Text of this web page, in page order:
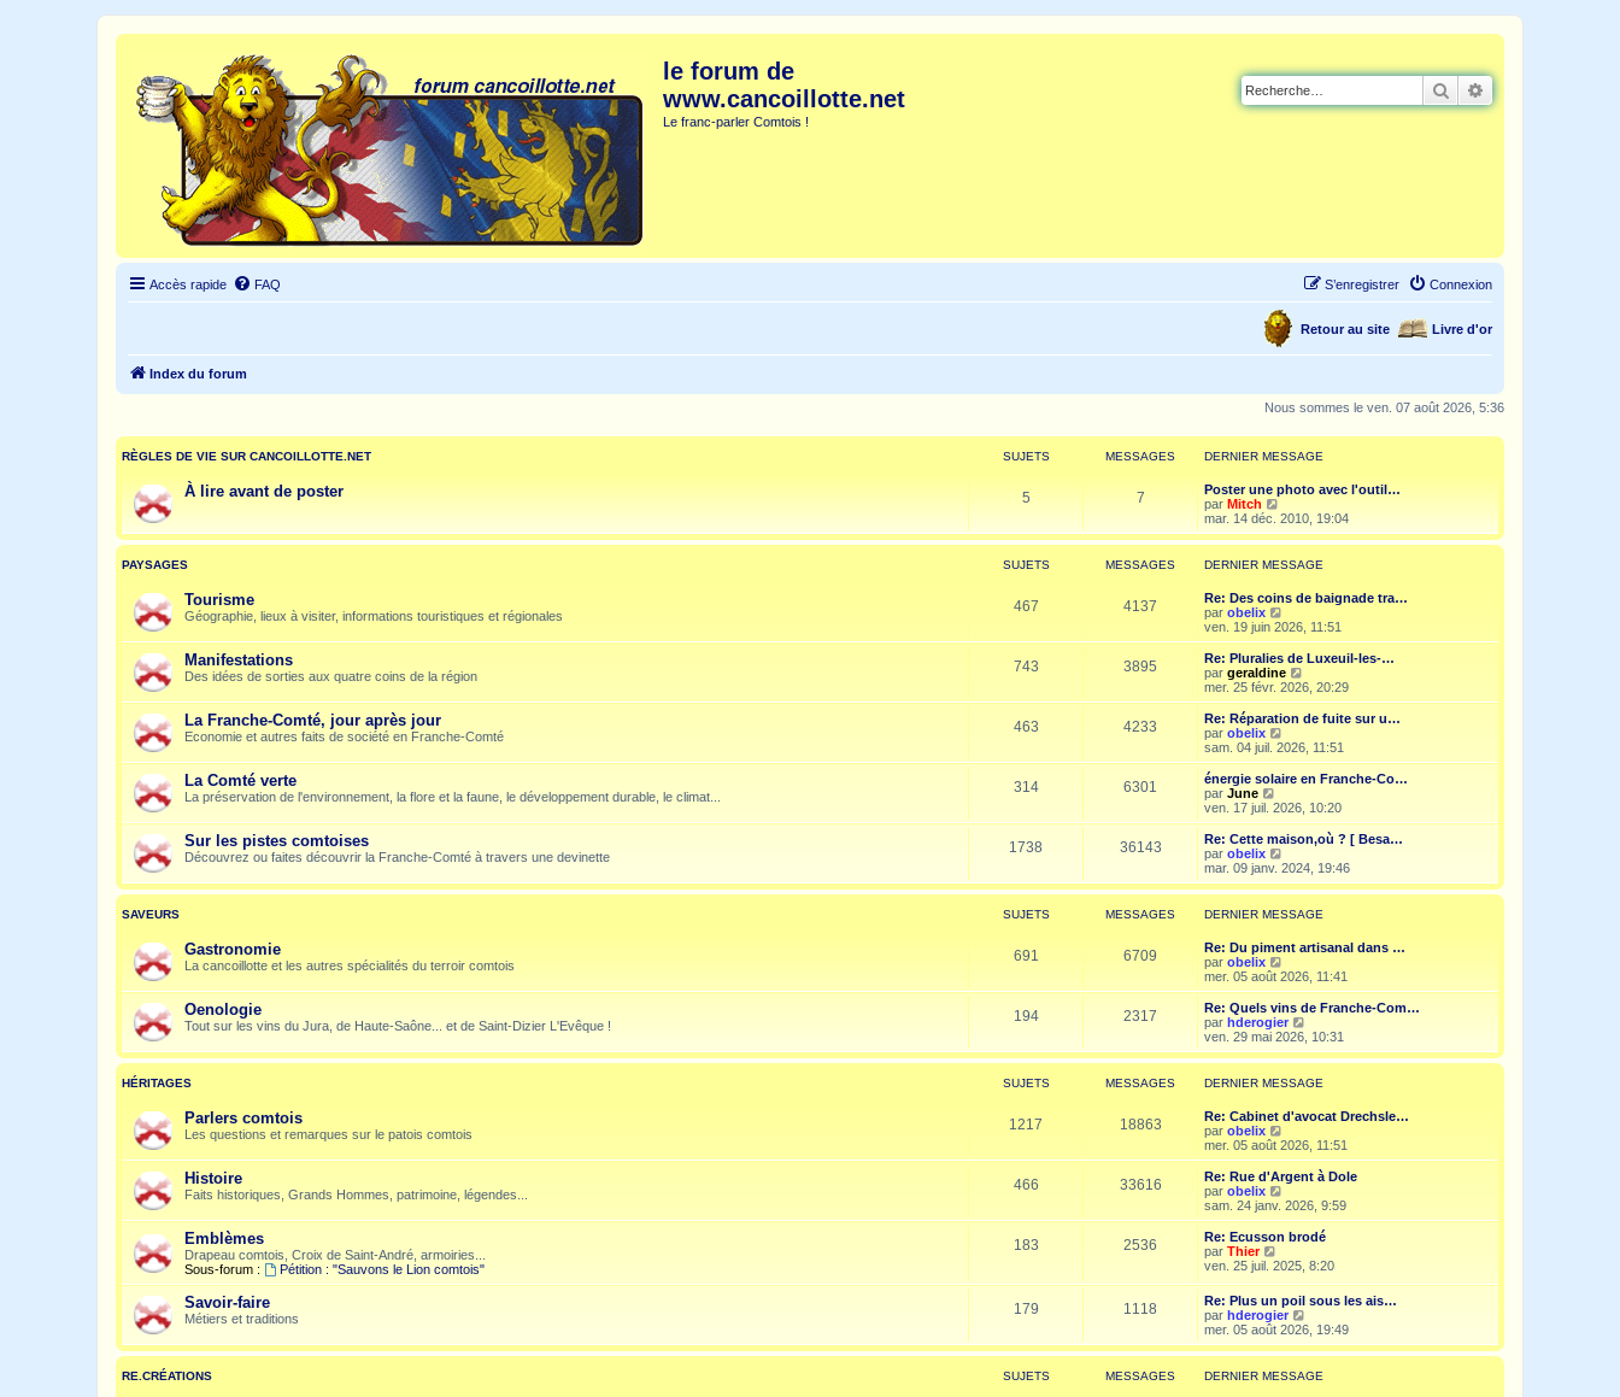
le forum de
www.cancoillotte.net
Le franc-parler Comtois !
Rechercher
Accès rapide FAQ Connexion
S’enregistrer
Livre d'or
Retour au site
Index du forum
Nous sommes le ven. 07 août 2026, 5:36
RÈGLES DE VIE SUR CANCOILLOTTE.NET SUJETS MESSAGES DERNIER MESSAGE
À lire avant de poster 5 7
Poster une photo avec l'outil…
par Mitch
o
i
r
l
e
r
n
i
e
r
m
e
s
s
a
g
e
mar. 14 déc. 2010, 19:04
PAYSAGES SUJETS MESSAGES DERNIER MESSAGE
Tourisme
Géographie, lieux à visiter, informations touristiques et régionales
467 4137
Re: Des coins de baignade tra…
par obelix
o
i
r
l
e
r
n
i
r
e
s
s
g
e
ven. 19 juin 2026, 11:51
Manifestations
Des idées de sorties aux quatre coins de la région
743 3895
Re: Pluralies de Luxeuil-les-…
par geraldine
o
i
r
e
d
r
n
i
r
e
s
a
e
mer. 25 févr. 2026, 20:29
La Franche-Comté, jour après jour
Economie et autres faits de société en Franche-Comté
463 4233
Re: Réparation de fuite sur u…
par obelix
o
i
r
e
e
r
n
i
e
m
s
a
g
e
sam. 04 juil. 2026, 11:51
La Comté verte
La préservation de l'environnement, la flore et la faune, le développement durable, le climat...
314 6301
énergie solaire en Franche-Co…
par June
o
i
r
l
e
e
r
n
e
r
m
e
s
s
a
g
e
ven. 17 juil. 2026, 10:20
Sur les pistes comtoises
Découvrez ou faites découvrir la Franche-Comté à travers une devinette
1738 36143
Re: Cette maison,où ? [ Besa…
par obelix
o
i
r
l
e
n
i
e
r
m
e
s
g
mar. 09 janv. 2024, 19:46
SAVEURS SUJETS MESSAGES DERNIER MESSAGE
Gastronomie
La cancoillotte et les autres spécialités du terroir comtois
691 6709
Re: Du piment artisanal dans …
par obelix
o
i
r
l
e
e
r
n
e
m
e
s
a
g
e
mer. 05 août 2026, 11:41
Oenologie
Tout sur les vins du Jura, de Haute-Saône... et de Saint-Dizier L'Evêque !
194 2317
Re: Quels vins de Franche-Com…
par hderogier
o
i
r
l
e
n
i
e
m
e
s
a
g
e
ven. 29 mai 2026, 10:31
HÉRITAGES SUJETS MESSAGES DERNIER MESSAGE
Parlers comtois
Les questions et remarques sur le patois comtois
1217 18863
Re: Cabinet d'avocat Drechsle…
par obelix
o
i
r
e
e
r
n
i
e
r
m
e
s
s
a
mer. 05 août 2026, 11:51
Histoire
Faits historiques, Grands Hommes, patrimoine, légendes...
466 33616
Re: Rue d'Argent à Dole
par obelix
o
i
r
e
e
r
n
i
e
m
sam. 24 janv. 2026, 9:59
Emblèmes
Drapeau comtois, Croix de Saint-André, armoiries...
Sous-forum :
Pétition : "Sauvons le Lion comtois"
183 2536
Re: Ecusson brodé
par Thier
o
e
d
e
n
ven. 25 juil. 2025, 8:20
Savoir-faire
Métiers et traditions
179 1118
Re: Plus un poil sous les ais…
par hderogier
o
i
r
l
mer. 05 août 2026, 19:49
RE.CRÉATIONS SUJETS MESSAGES DERNIER MESSAGE